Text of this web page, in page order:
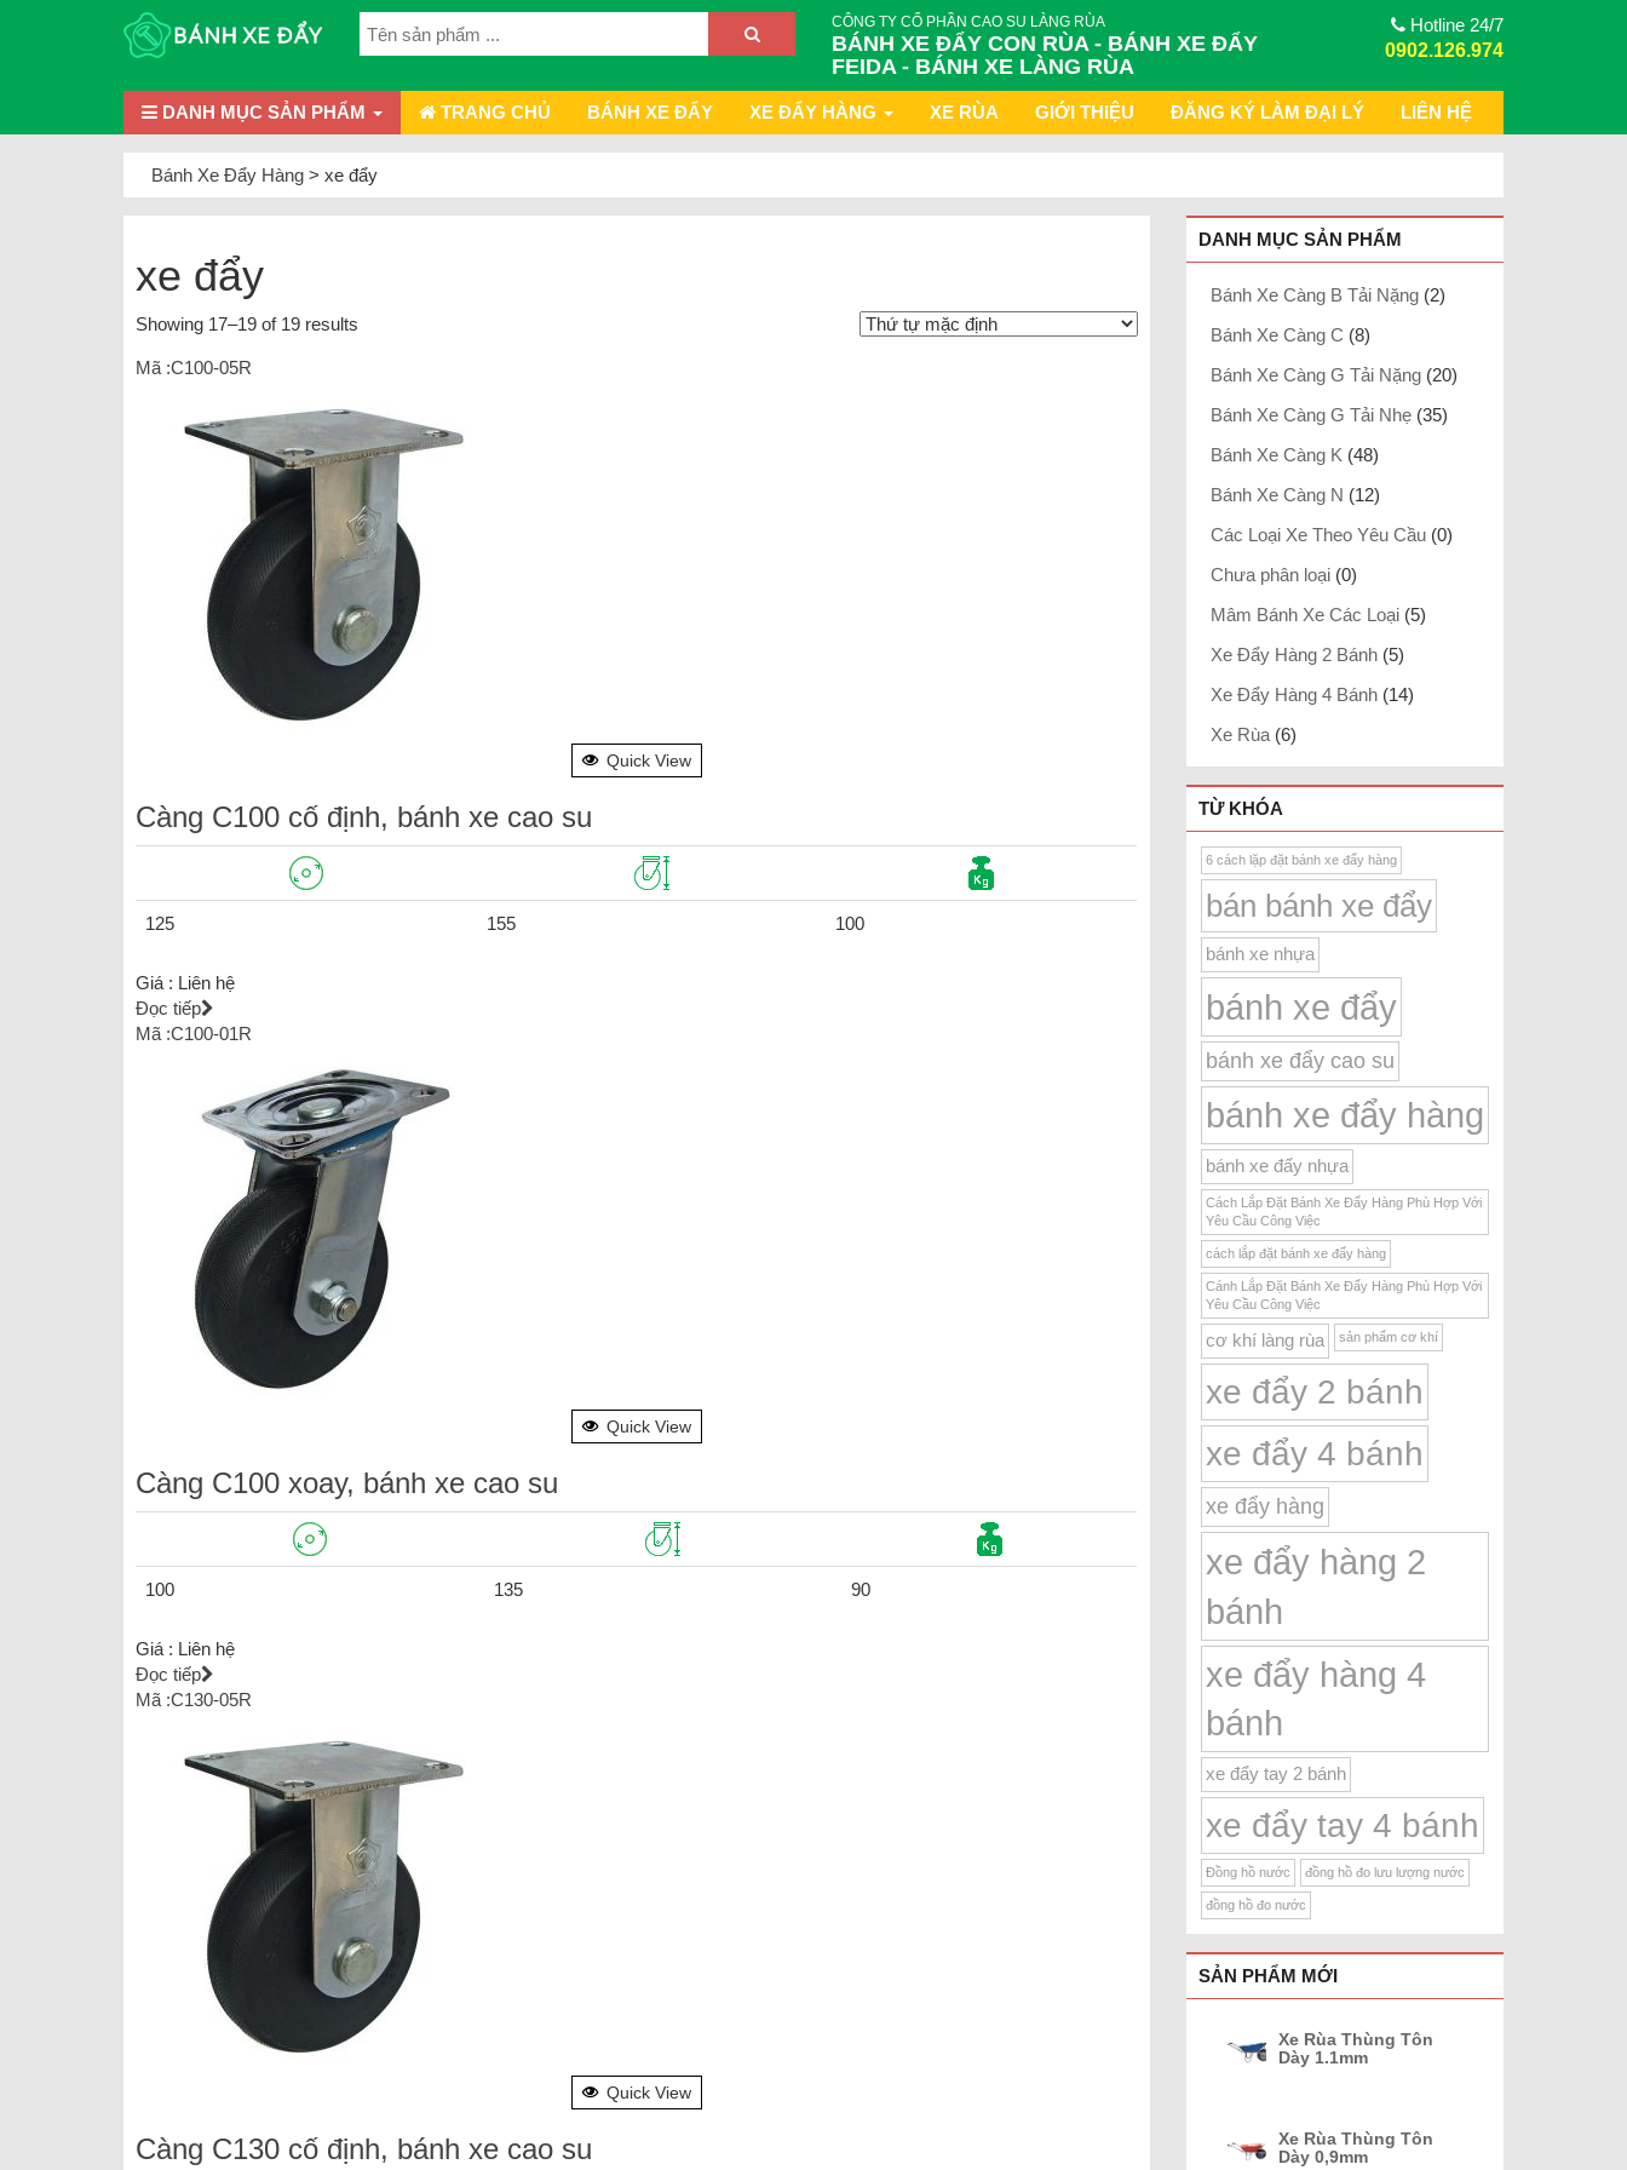
CÔNG TY CỔ PHẦN CAO SU LÀNG RÙA
BÁNH XE ĐẨY CON RÙA - BÁNH XE ĐẨY
FEIDA - BÁNH XE LÀNG RÙA
Hotline 24/7
0902.126.974
DANH MỤC SẢN PHẨM TRANG CHỦ BÁNH XE ĐẨY XE ĐẨY HÀNG XE RÙA GIỚI THIỆU ĐĂNG KÝ LÀM ĐẠI LÝ LIÊN HỆ
Bánh Xe Đẩy Hàng > xe đẩy
xe đẩy
Showing 17–19 of 19 results
Mã :C100-05R
Quick View
Càng C100 cố định, bánh xe cao su
125 155 100
Giá : Liên hệ
Đọc tiếp
Mã :C100-01R
Quick View
Càng C100 xoay, bánh xe cao su
100 135 90
Giá : Liên hệ
Đọc tiếp
Mã :C130-05R
Quick View
Càng C130 cố định, bánh xe cao su
DANH MỤC SẢN PHẨM
Bánh Xe Càng B Tải Nặng (2)
Bánh Xe Càng C (8)
Bánh Xe Càng G Tải Nặng (20)
Bánh Xe Càng G Tải Nhẹ (35)
Bánh Xe Càng K (48)
Bánh Xe Càng N (12)
Các Loại Xe Theo Yêu Cầu (0)
Chưa phân loại (0)
Mâm Bánh Xe Các Loại (5)
Xe Đẩy Hàng 2 Bánh (5)
Xe Đẩy Hàng 4 Bánh (14)
Xe Rùa (6)
TỪ KHÓA
6 cách lặp đặt bánh xe đẩy hàng
bán bánh xe đẩy
bánh xe nhựa
bánh xe đẩy
bánh xe đẩy cao su
bánh xe đẩy hàng
bánh xe đẩy nhựa
Cách Lắp Đặt Bánh Xe Đẩy Hàng Phù Hợp Với
Yêu Cầu Công Việc
cách lắp đặt bánh xe đẩy hàng
Cánh Lắp Đặt Bánh Xe Đẩy Hàng Phù Hợp Với
Yêu Cầu Công Việc
cơ khí làng rùa sản phẩm cơ khí
xe đẩy 2 bánh
xe đẩy 4 bánh
xe đẩy hàng
xe đẩy hàng 2
bánh
xe đẩy hàng 4
bánh
xe đẩy tay 2 bánh
xe đẩy tay 4 bánh
Đồng hồ nước đồng hồ đo lưu lượng nước
đồng hồ đo nước
SẢN PHẨM MỚI
Xe Rùa Thùng Tôn
Dày 1.1mm
Xe Rùa Thùng Tôn
Dày 0,9mm